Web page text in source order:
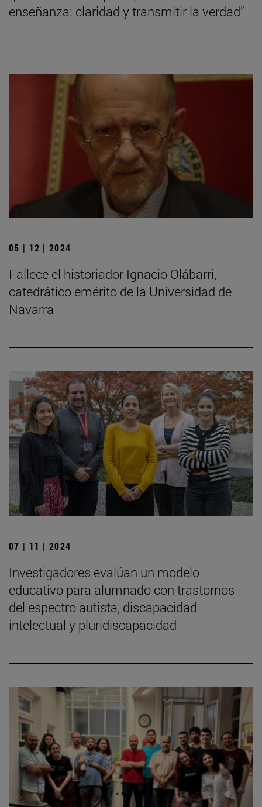
enseñanza: claridad y transmitir la verdad”
05 | 12 | 2024
Fallece el historiador Ignacio Olábarri,
catedrático emérito de la Universidad de
Navarra
07 | 11 | 2024
Investigadores evalúan un modelo
educativo para alumnado con trastornos
del espectro autista, discapacidad
intelectual y pluridiscapacidad